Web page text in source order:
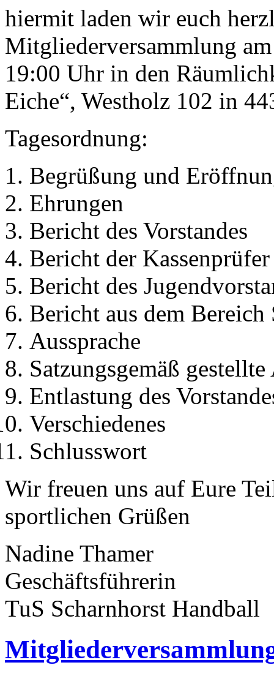
hiermit laden wir euch
Mitgliederversammlung
19:00 Uhr in den
Eiche“, Westholz 102 in
Tagesordnung:
Begrüßung und
Ehrungen
Bericht des Vorstandes
Bericht der Kassenprüfer
Bericht des
Bericht aus dem
Aussprache
Satzungsgemäß
Entlastung des
Verschiedenes
Schlusswort
Wir freuen uns auf Eure
sportlichen Grüßen
Nadine Thamer
Geschäftsführerin
TuS Scharnhorst Handball